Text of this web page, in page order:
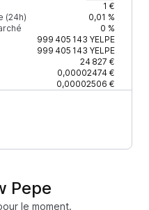
1 €
(24h)
0,01 %
0 %
999 405 143 YELPE
999 405 143 YELPE
24 827 €
0,00002474 €
0,00002506 €
Pepe
le moment.